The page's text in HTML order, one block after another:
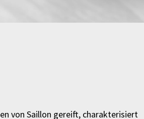
von Saillon gereift, charakterisiert